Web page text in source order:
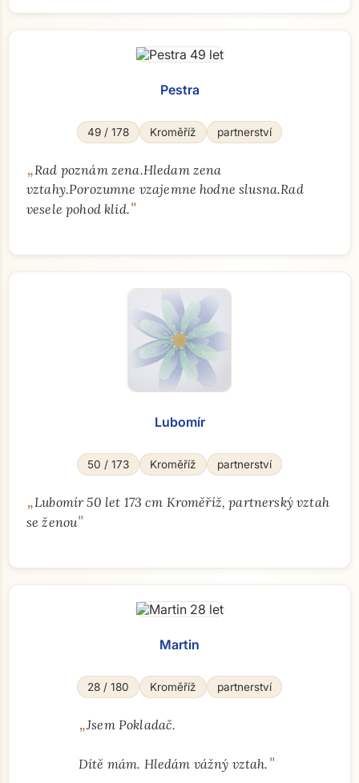
Pestra
49 / 178 Kroměříž partnerství
„Rad poznám zena.Hledam zena
vztahy.Porozumne vzajemne hodne slusna.Rad
vesele pohod klid."
Lubomír
50 / 173 Kroměříž partnerství
„Lubomír 50 let 173 cm Kroměříž, partnerský vztah
se ženou"
Martin
28 / 180 Kroměříž partnerství
„Jsem Pokladač.
Dítě mám. Hledám vážný vztah. "